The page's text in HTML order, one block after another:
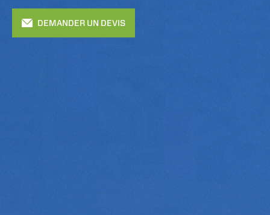
DEMANDER UN DEVIS